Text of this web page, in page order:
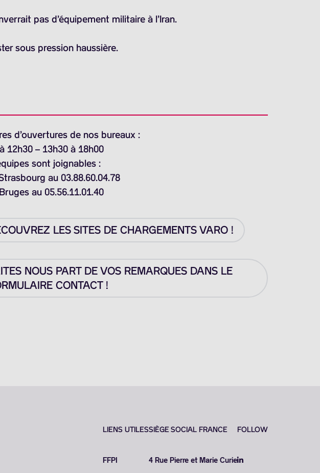
pas d’équipement militaire à l’Iran.
sous pression haussière.
d’ouvertures de nos bureaux :
12h30 – 13h30 à 18h00
sont joignables :
au 03.88.60.04.78
au 05.56.11.01.40
LES SITES DE CHARGEMENTS VARO !
NOUS PART DE VOS REMARQUES DANS LE
CONTACT !
LIENS UTILES
FFPI
SIÈGE SOCIAL FRANCE
4 Rue Pierre et Marie Curie
FOLLOW